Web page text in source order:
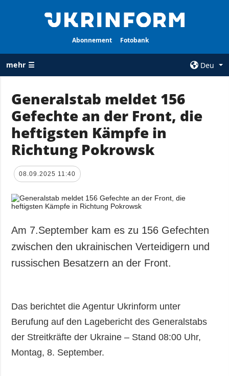
Abonnement Fotobank
mehr ☰
Deu
ALLE
RUBRIKEN
Krieg
Wiederaufbau
der Ukraine
Politik
Wirtschaft
Gesellschaft und
Kultur
Sport
Notfälle
AGENTUR
Über uns
Kontakte
und zum Schutz
personenbezogener
ZUSÄTZLICH
Veröffentlichungen
Interview
LEISTUNGEN
Abonnement
Generalstab meldet 156
Gefechte an der Front, die
heftigsten Kämpfe in
Richtung Pokrowsk
08.09.2025 11:40
Am 7.September kam es zu 156 Gefechten
zwischen den ukrainischen Verteidigern und
russischen Besatzern an der Front.
Das berichtet die Agentur Ukrinform unter
Berufung auf den Lagebericht des Generalstabs
der Streitkräfte der Ukraine – Stand 08:00 Uhr,
Montag, 8. September.